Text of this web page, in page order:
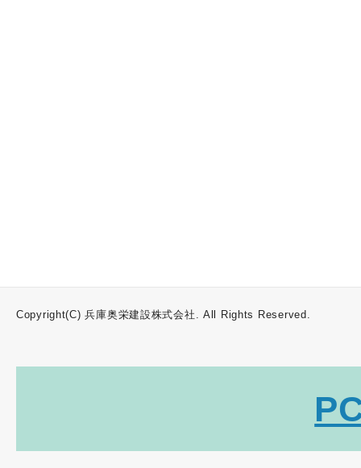
Copyright(C) 兵庫奥栄建設株式会社. All Rights Reserved.